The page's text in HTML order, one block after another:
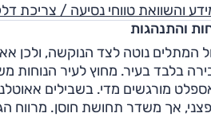
והשוואת טווחי נסיעה / צריכת
והתנהגות
המתלים נוטה לצד הנוקשה, ולכן
בלבד בעיר. מחוץ לעיר הנוחות
מורגשים מדי. בשבילים
אך משדר תחושת חוסן. מרווח